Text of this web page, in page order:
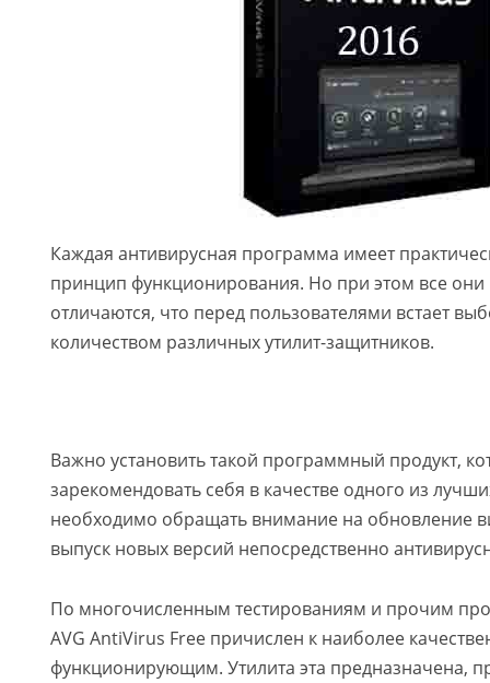
Каждая антивирусная программа имеет
принцип функционирования. Но при этом все они
отличаются, что перед пользователями встает
количеством различных утилит-защитников.
Важно установить такой программный продукт,
зарекомендовать себя в качестве одного из
необходимо обращать внимание на обновление
выпуск новых версий непосредственно
По многочисленным тестированиям и прочим
AVG AntiVirus Free причислен к наиболее
функционирующим. Утилита эта предназначена,